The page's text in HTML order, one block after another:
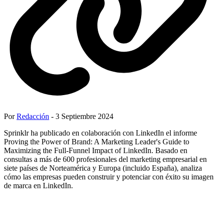
PorRedacción - 3 Septiembre 2024
Sprinklr ha publicado en colaboración con LinkedIn el informe
Proving the Power of Brand: A Marketing Leader's Guide to
Maximizing the Full-Funnel Impact of LinkedIn. Basado en
consultas a más de 600 profesionales del marketing empresarial en
siete países de Norteamérica y Europa (incluido España), analiza
cómo las empresas pueden construir y potenciar con éxito su imagen
de marca en LinkedIn.